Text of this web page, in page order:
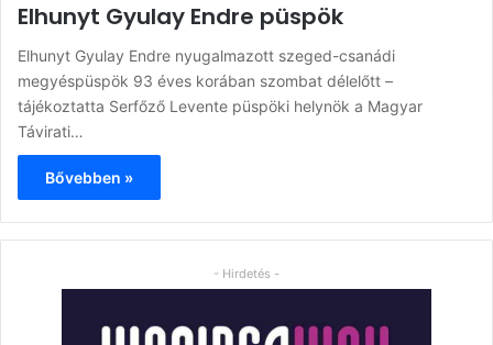
Elhunyt Gyulay Endre püspök
Elhunyt Gyulay Endre nyugalmazott szeged-csanádi
megyéspüspök 93 éves korában szombat délelőtt –
tájékoztatta Serfőző Levente püspöki helynök a Magyar
Távirati…
Bővebben »
- Hirdetés -